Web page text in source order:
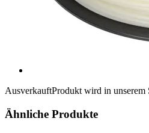
AusverkauftProdukt wird in unserem
Ähnliche Produkte